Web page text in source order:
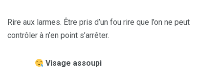
Rire aux larmes. Être pris d’un fou rire que l’on ne peut
contrôler à n’en point s’arrêter.
Visage assoupi